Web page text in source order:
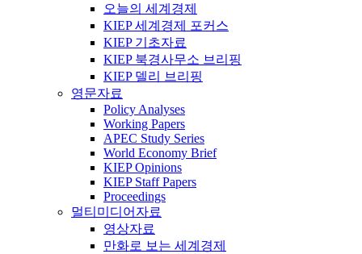
오늘의 세계경제
KIEP 세계경제 포커스
KIEP 기초자료
KIEP 북경사무소 브리핑
KIEP 델리 브리핑
영문자료
Policy Analyses
Working Papers
APEC Study Series
World Economy Brief
KIEP Opinions
KIEP Staff Papers
Proceedings
멀티미디어자료
영상자료
만화로 보는 세계경제